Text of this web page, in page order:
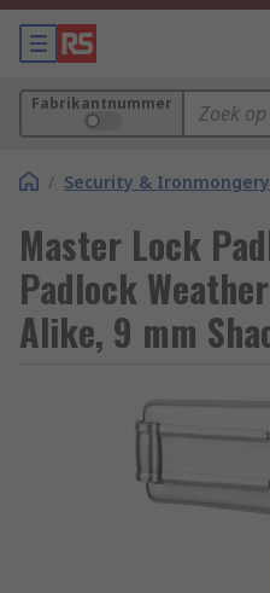
Fabrikantnummer
/ Security & Ironmongery
Master Lock
Padlock
Alike, 9 mm